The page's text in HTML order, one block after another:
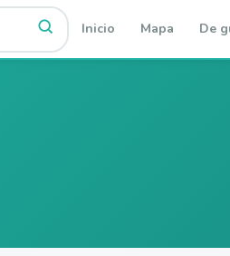
Inicio Mapa De